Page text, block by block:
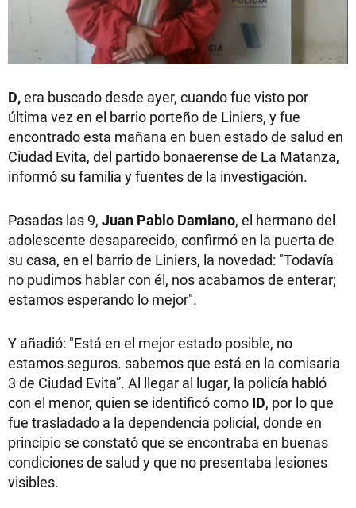
D,era buscado desde ayer, cuando fue visto por
última vez en el barrio porteño de Liniers, y fue
encontrado esta mañana en buen estado de salud en
Ciudad Evita, del partido bonaerense de La Matanza,
informó su familia y fuentes de la investigación.
Pasadas las 9, Juan Pablo Damiano, el hermano del
adolescente desaparecido, confirmó en la puerta de
su casa, en el barrio de Liniers, la novedad: "Todavía
no pudimos hablar con él, nos acabamos de enterar;
estamos esperando lo mejor".
Y añadió: "Está en el mejor estado posible, no
estamos seguros. sabemos que está en la comisaria
3 de Ciudad Evita”. Al llegar al lugar, la policía habló
con el menor, quien se identificó como ID, por lo que
fue trasladado a la dependencia policial, donde en
principio se constató que se encontraba en buenas
condiciones de salud y que no presentaba lesiones
visibles.